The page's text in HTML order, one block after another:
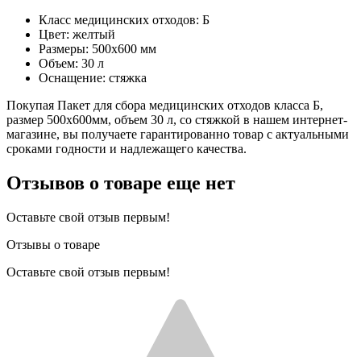
Класс медицинских отходов: Б
Цвет: желтый
Размеры: 500х600 мм
Объем: 30 л
Оснащение: стяжка
Покупая Пакет для сбора медицинских отходов класса Б,
размер 500х600мм, объем 30 л, со стяжкой в нашем интернет-
магазине, вы получаете гарантированно товар с актуальными
сроками годности и надлежащего качества.
Отзывов о товаре еще нет
Оставьте свой отзыв первым!
Отзывы о товаре
Оставьте свой отзыв первым!